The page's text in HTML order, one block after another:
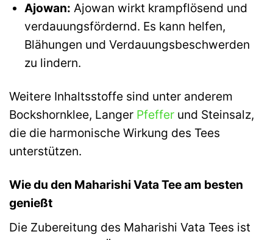
Ajowan: Ajowan wirkt krampflösend und
verdauungsfördernd. Es kann helfen,
Blähungen und Verdauungsbeschwerden
zu lindern.
Weitere Inhaltsstoffe sind unter anderem
Bockshornklee, Langer Pfeffer und Steinsalz,
die die harmonische Wirkung des Tees
unterstützen.
Wie du den Maharishi Vata Tee am besten
genießt
Die Zubereitung des Maharishi Vata Tees ist